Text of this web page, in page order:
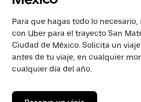
Presiona
la
tecla Esc
para
cerrar
el
calendario.
Para que hagas todo lo necesario,
con Uber para el trayecto San
Ciudad de México. Solicita un
antes de tu viaje, en cualquier
cualquier día del año.